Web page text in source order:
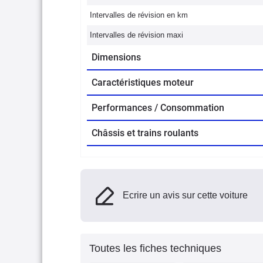
Intervalles de révision en km
Intervalles de révision maxi
Dimensions
Caractéristiques moteur
Performances / Consommation
Châssis et trains roulants
Ecrire un avis sur cette voiture
Toutes les fiches techniques